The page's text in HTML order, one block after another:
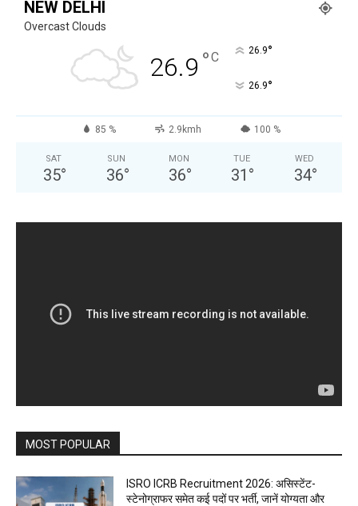
NEW DELHI
Overcast Clouds
26.9 °C 26.9°
26.9°
85 % 2.9kmh 100 %
SAT
35°
SUN
36°
MON
36°
TUE
31 °
WED
34°
MOST POPULAR
ISRO ICRB Recruitment 2026: असिस्टेंट-
स्टेनोग्राफर समेत कई पदों पर भर्ती, जानें योग्यता और